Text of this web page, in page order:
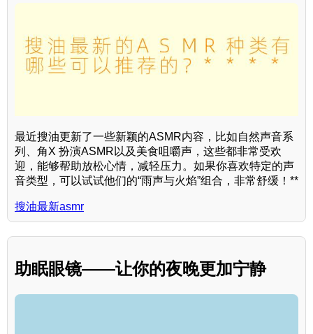
最近搜油更新了一些新颖的ASMR内容，比如自然声音系
列、角X 扮演ASMR以及美食咀嚼声，这些都非常受欢
迎，能够帮助放松心情，减轻压力。如果你喜欢特定的声
音类型，可以试试他们的“雨声与火焰”组合，非常舒缓！**
搜油最新asmr
助眠眼镜——让你的夜晚更加宁静